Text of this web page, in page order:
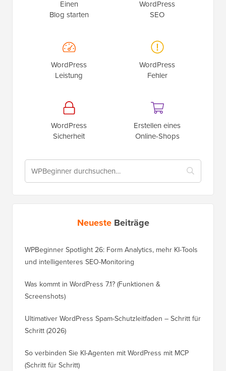
Einen
Blog starten
WordPress
SEO
WordPress
Leistung
WordPress
Fehler
WordPress
Sicherheit
Erstellen eines
Online-Shops
Neueste Beiträge
WPBeginner Spotlight 26: Form Analytics, mehr KI-Tools
und intelligenteres SEO-Monitoring
Was kommt in WordPress 7.1? (Funktionen &
Screenshots)
Ultimativer WordPress Spam-Schutzleitfaden – Schritt für
Schritt (2026)
So verbinden Sie KI-Agenten mit WordPress mit MCP
(Schritt für Schritt)